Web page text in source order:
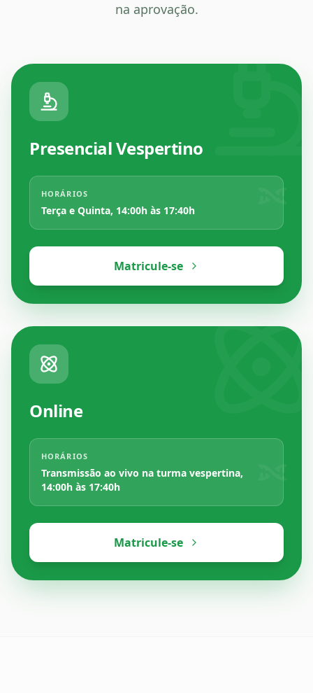
na aprovação.
Presencial Vespertino
HORÁRIOS
Terça e Quinta, 14:00h às 17:40h
Matricule-se
Online
HORÁRIOS
Transmissão ao vivo na turma vespertina,
14:00h às 17:40h
Matricule-se